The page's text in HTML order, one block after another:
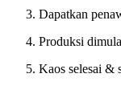
Dapatkan
Produksi
Kaos selesai &